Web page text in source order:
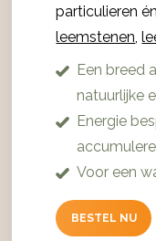
particulieren
leemstenen,
Een breed
natuurlijke
Energie
Voor een
BESTEL NU